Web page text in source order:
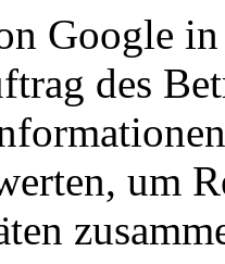
Google
des
um